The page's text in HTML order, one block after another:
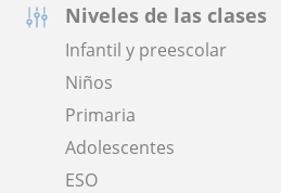
Niveles de las clases
Infantil y preescolar
Niños
Primaria
Adolescentes
ESO